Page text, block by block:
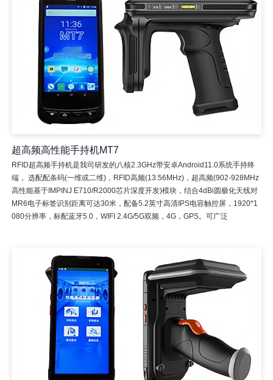
超高频高性能手持机MT7
RFID超高频手持机是我司研发的八核2.3GHz带安卓Android11.0系统手持终
端， 选配配条码(一维或二维)，RFID高频(13.56MHz)，超高频(902-928MHz
高性能基于IMPINJ E710/R2000芯片深度开发)模块，结合4dBi圆极化天线对
MR6电子标签识别距离可达30米，配备5.2英寸高清IPS电容触控屏，1920*1
080分辨率，标配蓝牙5.0，WIFI 2.4G/5G双频，4G，GPS。可广泛